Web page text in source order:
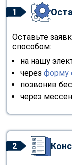
1
Оставьте
способом:
на нашу
через форму
позвонив
через
2